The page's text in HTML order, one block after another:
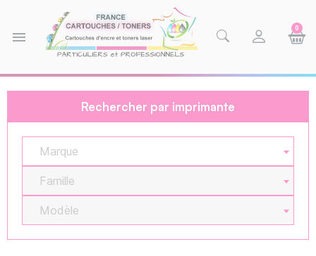
menu
0
Rechercher par imprimante
Marque
Famille
Modèle